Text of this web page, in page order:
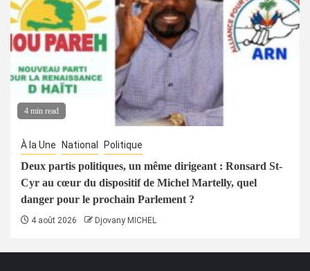
4 min read
À la Une National Politique
Deux partis politiques, un même dirigeant : Ronsard St-
Cyr au cœur du dispositif de Michel Martelly, quel
danger pour le prochain Parlement ?
4 août 2026 Djovany MICHEL